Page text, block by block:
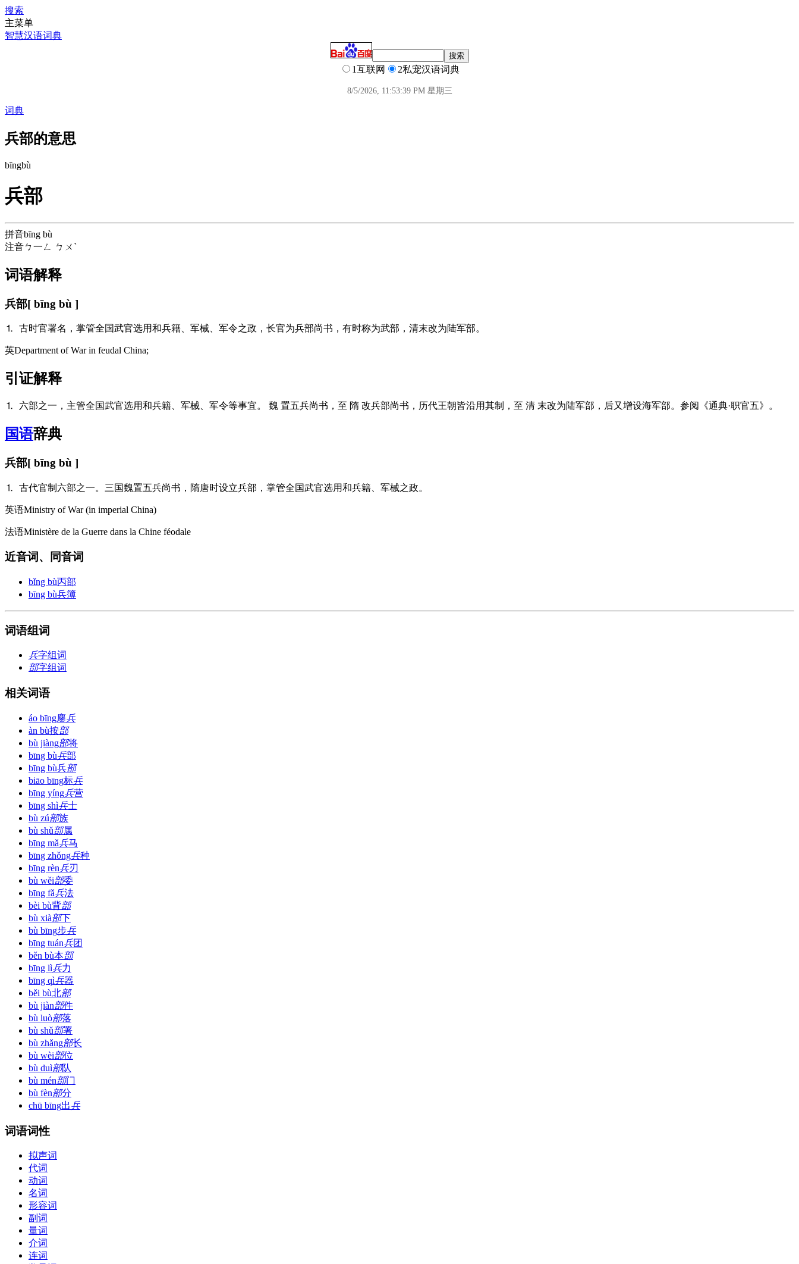
搜索
主菜单
智慧汉语词典
1互联网 2私宠汉语词典
8/5/2026, 11:53:40 PM 星期三
词典
兵部的意思
bīngbù
兵部
拼音bīng bù
注音ㄅ一ㄥ ㄅㄨˋ
词语解释
兵部[ bīng bù ]
⒈ 古时官署名，掌管全国武官选用和兵籍、军械、军令之政，长官为兵部尚书，有时称为武部，清末改为陆军部。
英Department of War in feudal China;
引证解释
⒈ 六部之一，主管全国武官选用和兵籍、军械、军令等事宜。 魏 置五兵尚书，至 隋 改兵部尚书，历代王朝皆沿用其制，至 清 末改为陆军部，后又增设海军部。参阅《通典·职官五》。
国语辞典
兵部[ bīng bù ]
⒈ 古代官制六部之一。三国魏置五兵尚书，隋唐时设立兵部，掌管全国武官选用和兵籍、军械之政。
英语Ministry of War (in imperial China)​
法语Ministère de la Guerre dans la Chine féodale
近音词、同音词
bǐng bù丙部
bīng bù兵簿
词语组词
兵字组词
部字组词
相关词语
áo bīng鏖兵
àn bù按部
bù jiàng部将
bīng bù兵部
bīng bù兵部
biāo bīng标兵
bīng yíng兵营
bīng shì兵士
bù zú部族
bù shǔ部属
bīng mǎ兵马
bīng zhǒng兵种
bīng rèn兵刃
bù wěi部委
bīng fǎ兵法
bèi bù背部
bù xià部下
bù bīng步兵
bīng tuán兵团
běn bù本部
bīng lì兵力
bīng qì兵器
běi bù北部
bù jiàn部件
bù luò部落
bù shǔ部署
bù zhǎng部长
bù wèi部位
bù duì部队
bù mén部门
bù fèn部分
chū bīng出兵
词语词性
拟声词
代词
动词
名词
形容词
副词
量词
介词
连词